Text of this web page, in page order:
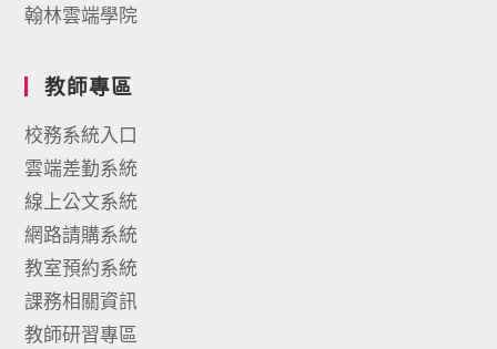
翰林雲端學院
教師專區
校務系統入口
雲端差勤系統
線上公文系統
網路請購系統
教室預約系統
課務相關資訊
教師研習專區